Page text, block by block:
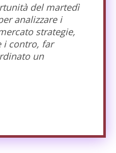
del martedì
analizzare i
strategie,
i contro, far
un